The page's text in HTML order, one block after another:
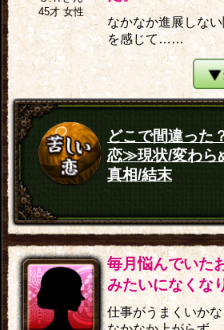
45才 女性
なかなか進展しな
を感じて……
どこで間違った
恋≫現状/変わら
真相/結末
毎月悩んでいた
みたいになくな
仕事がうまくいか